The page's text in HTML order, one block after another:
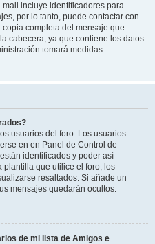
mail incluye identificadores para
por lo tanto, puede contactar con
completa del mensaje que
cabecera, ya que contiene los datos
tomará medidas.
usuarios del foro. Los usuarios
en en Panel de Control de
identificados y poder así
plantilla que utilice el foro, los
resaltados. Si añade un
mensajes quedarán ocultos.
de mi lista de Amigos e